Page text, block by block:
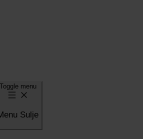
Toggle menu
Sulje